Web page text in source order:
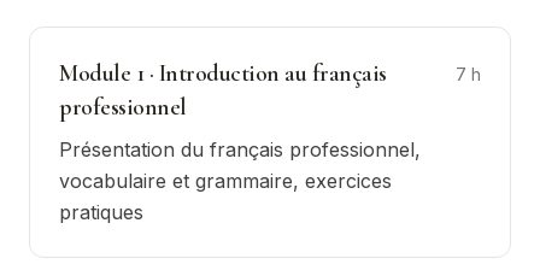
Module 1· Introduction au français
professionnel
7 h
Présentation du français professionnel,
vocabulaire et grammaire, exercices
pratiques